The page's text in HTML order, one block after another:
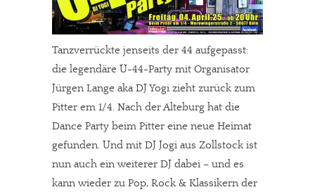
Tanzverrückte jenseits der 44 aufgepasst:
die legendäre Ü-44-Party mit Organisator
Jürgen Lange aka DJ Yogi zieht zurück zum
Pitter em 1/4. Nach der Alteburg hat die
Dance Party beim Pitter eine neue Heimat
gefunden. Und mit DJ Jogi aus Zollstock ist
nun auch ein weiterer DJ dabei – und es
kann wieder zu Pop, Rock & Klassikern der